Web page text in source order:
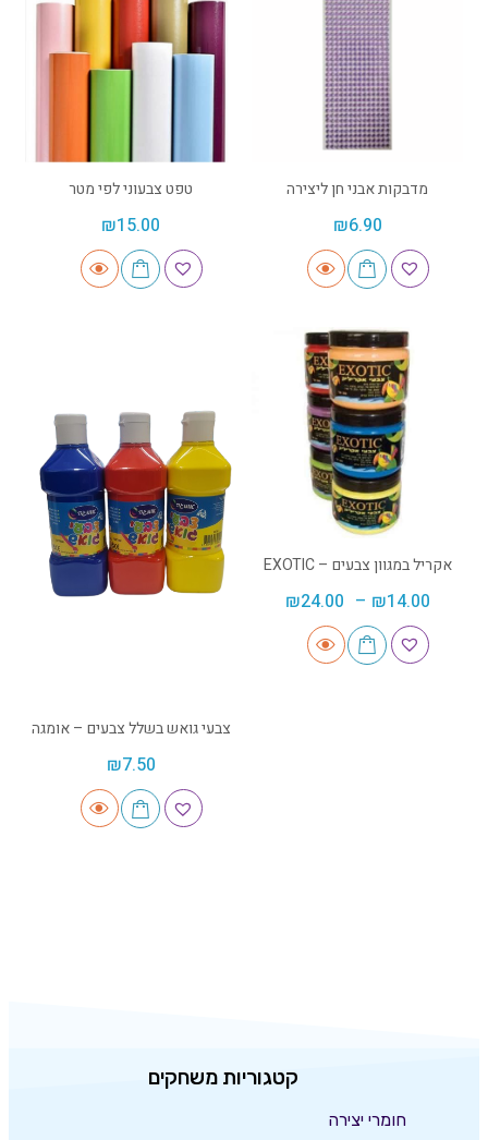
מדבקות אבני חן ליצירה
₪6.90
טפט צבעוני לפי מטר
₪15.00
אקריל במגוון צבעים – EXOTIC
₪14.00
–
₪24.00
צבעי גואש בשלל צבעים – אומגה
₪7.50
קטגוריות משחקים
חומרי יצירה